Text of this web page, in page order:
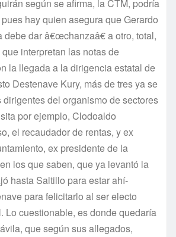
según se afirma, la CTM, podrí­a
hay quien asegura que Gerardo
dar â€œchanzaâ€ a otro, total,
interpretan las notas de
la llegada a la dirigencia estatal de
Destenave Kury, más de tres ya se
del organismo de sectores
por ejemplo, Clodoaldo
el recaudador de rentas, y ex
ex presidente de la
los que saben, que ya levantó la
hasta Saltillo para estar ahí­
para felicitarlo al ser electo
Lo cuestionable, es donde quedarí­a
que según sus allegados,